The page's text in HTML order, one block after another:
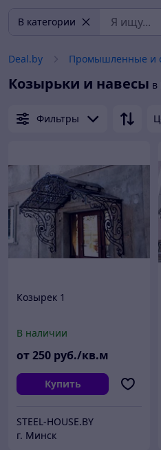
В категории
Deal.by Промышленные и
Козырьки и навесы в
Фильтры
Козырек 1
В наличии
от250 руб./кв.м
Купить
STEEL-HOUSE.BY
г. Минск